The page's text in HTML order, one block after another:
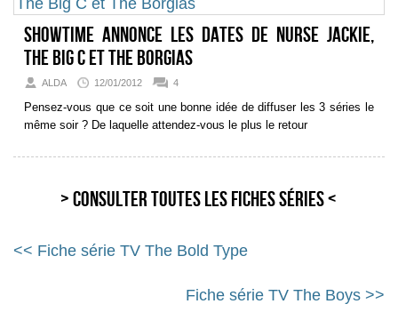
Showtime annonce les dates de Nurse Jackie,
The Big C et The Borgias
ALDA 12/01/2012 4
Pensez-vous que ce soit une bonne idée de diffuser les 3 séries le
même soir ? De laquelle attendez-vous le plus le retour
> Consulter toutes les fiches séries <
<< Fiche série TV The Bold Type
Fiche série TV The Boys >>